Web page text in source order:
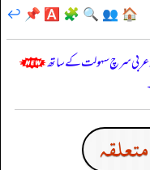
🏠
👥
🔍
🧩
🅰️
📌
↩️
عربی سرچ سہولت کے ساتھ